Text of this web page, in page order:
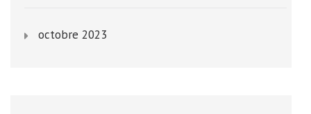
octobre 2023